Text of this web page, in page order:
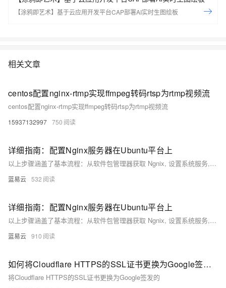
【涂鸦即艺术】基于云应用开发平台CAP部署AI实时生图绘板
相关文章
centos配置nginx-rtmp实现ffmpeg转码rtsp为rtmp视频流
centos配置nginx-rtmp实现ffmpeg转码rtsp为rtmp视频流
15937132997 750
详细指南：配置Nginx服务器在Ubuntu平台上
以上步骤涵盖了基本流程：从软件包管理器获取 Ngnix, 设置系统服务, 调整UFW规则, 创建并激活服务器块(也称作虚拟主机), 并进行了初步优化与加固措施。这些操作都是建立在命令行界面上，并假设用户具有必要权限(通常是root用户)来执行这些命令。每个操作都有其特定原因：例如，设置开机启动确保了即使重启后也能自动运行 Ngnix；而编辑server block则定义了如何处理进入特定域名请求等等。
蓝易云 532
详细指南：配置Nginx服务器在Ubuntu平台上
以上步骤涵盖了基本流程：从软件包管理器获取 Ngnix, 设置系统服务, 调整UFW规则, 创建并激活服务器块(也称作虚拟主机), 并进行了初步优化与加固措施。这些操作都是建立在命令行界面上，并假设用户具有必要权限(通常是root用户)来执行这些命令。每个操作都有其特定原因：例如，设置开机启动确保了即使重启后也能自动运行 Ngnix；而编辑server block则定义了如何处理进入特定域名请求等等。
蓝易云 910
如何将Cloudflare HTTPS的SSL证书更换为Google签发的
将Cloudflare HTTPS的SSL证书更换为Google签发的